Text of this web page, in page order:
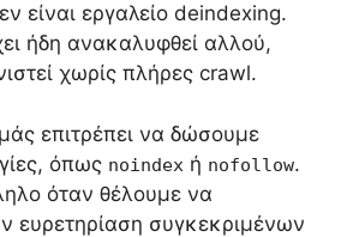
είναι εργαλείο deindexing.
ήδη ανακαλυφθεί αλλού,
χωρίς πλήρες crawl.
μάς επιτρέπει να δώσουμε
όπως noindex ή nofollow.
όταν θέλουμε να
ευρετηρίαση συγκεκριμένων